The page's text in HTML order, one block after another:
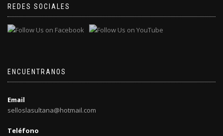
REDES SOCIALES
ENCUENTRANOS
Email
selloslasultana@hotmail.com
Teléfono